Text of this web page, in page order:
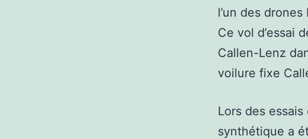
l’un des
Ce vol d’essai
Callen-Lenz
voilure fixe
Lors des
synthétique a